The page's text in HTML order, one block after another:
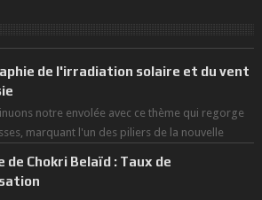
de l'irradiation solaire et du vent
notre envolée avec ce thème qui regorge
marquant l'un des piliers de la nouvelle
de Chokri Belaïd : Taux de